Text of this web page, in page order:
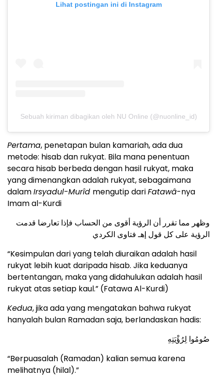
Lihat postingan ini di Instagram
Sebuah kiriman dibagikan oleh NU Online (@nuonline_id)
Pertama, penetapan bulan kamariah, ada dua
metode: hisab dan rukyat. Bila mana penentuan
secara hisab berbeda dengan hasil rukyat, maka
yang dimenangkan adalah rukyat, sebagaimana
dalamIrsyadul-Murîd mengutip dariFatawâ-nya
Imam al-Kurdi
وظهر مما تقرر أن الرؤية أقوى من الحساب فإذا تعارضا قدمت
الرؤية على كل قول إهـ فتاوى الكردي
“Kesimpulan dari yang telah diuraikan adalah hasil
rukyat lebih kuat daripada hisab. Jika keduanya
bertentangan, maka yang didahulukan adalah hasil
rukyat atas setiap kaul.” (Fatawa Al-Kurdi)
Kedua, jika ada yang mengatakan bahwa rukyat
hanyalah bulan Ramadan saja, berlandaskan hadis:
صُومُوا لِرُؤْيَتِهِ
“Berpuasalah (Ramadan) kalian semua karena
melihatnya (hilal).”